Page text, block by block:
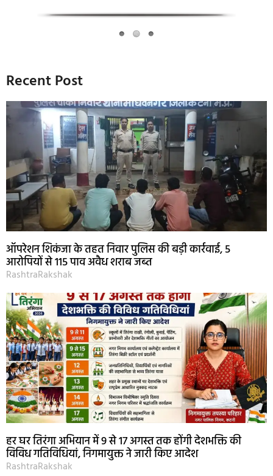
Recent Post
ऑपरेशन शिकंजा के तहत निवार पुलिस की बड़ी कार्रवाई, 5
आरोपियों से 115 पाव अवैध शराब जब्त
RashtraRakshak
हर घर तिरंगा अभियान में 9 से 17 अगस्त तक होंगी देशभक्ति की
विविध गतिविधियां, निगमायुक्त ने जारी किए आदेश
RashtraRakshak